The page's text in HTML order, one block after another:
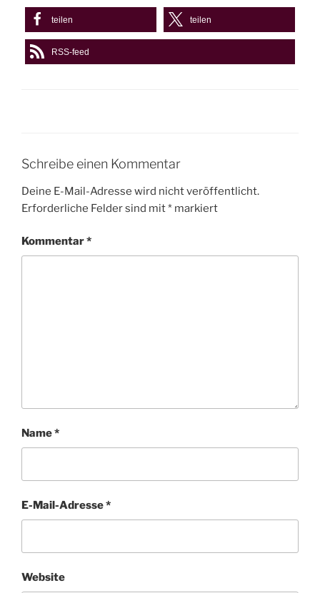
teilen teilen
RSS-feed
Schreibe einen Kommentar
Deine E-Mail-Adresse wird nicht veröffentlicht.
Erforderliche Felder sind mit* markiert
Kommentar*
Name*
E-Mail-Adresse*
Website